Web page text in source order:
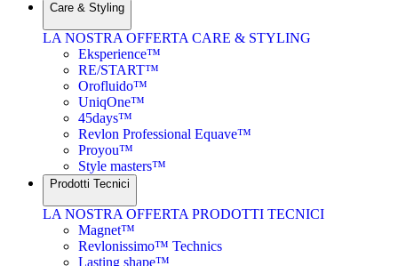
Care & Styling
LA NOSTRA OFFERTA CARE & STYLING
Eksperience™
RE/START™
Orofluido™
UniqOne™
45days™
Revlon Professional Equave™
Proyou™
Style masters™
Prodotti Tecnici
LA NOSTRA OFFERTA PRODOTTI TECNICI
Magnet™
Revlonissimo™ Technics
Lasting shape™